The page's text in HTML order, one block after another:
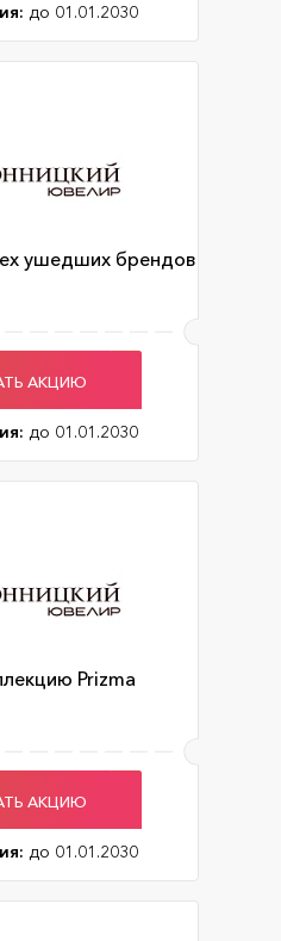
до 01.01.2030
ушедших брендов
АКЦИЮ
до 01.01.2030
Prizma
АКЦИЮ
до 01.01.2030